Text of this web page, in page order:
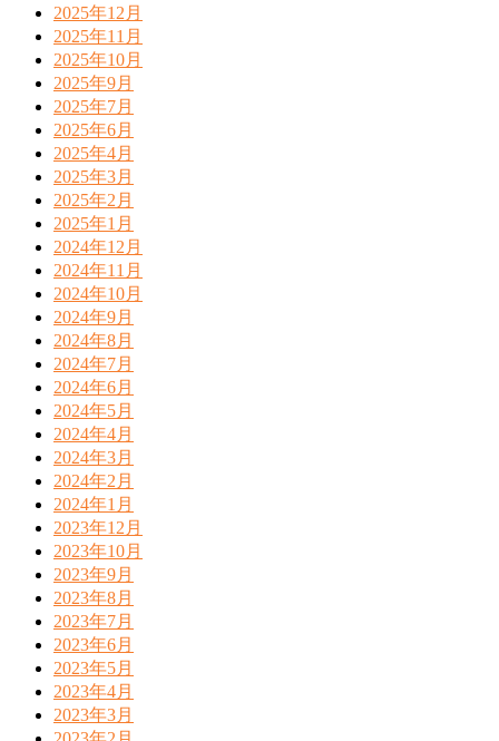
2025年12月
2025年11月
2025年10月
2025年9月
2025年7月
2025年6月
2025年4月
2025年3月
2025年2月
2025年1月
2024年12月
2024年11月
2024年10月
2024年9月
2024年8月
2024年7月
2024年6月
2024年5月
2024年4月
2024年3月
2024年2月
2024年1月
2023年12月
2023年10月
2023年9月
2023年8月
2023年7月
2023年6月
2023年5月
2023年4月
2023年3月